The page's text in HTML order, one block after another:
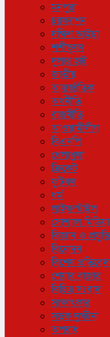
মনপুরা
চরফ্যাশন
দক্ষিণ আইচা
শশীভূষণ
দুলার হাট
জাতীয়
আন্তর্জাতিক
অর্থনীতি
রাজনীতি
আওয়ামীলীগ
বিএনপি
খেলাধুলা
ক্রিকেট
ফুটবল
ধর্ম
লাইফস্টাইল
সোশ্যাল মিডিয়া
বিজ্ঞান ও
বিনোদন
বিশেষ
শেয়ার বাজার
বিচিত্র সংবাদ
সাক্ষাৎকার
সড়ক দুর্ঘটনা
অপরাধ